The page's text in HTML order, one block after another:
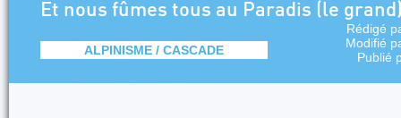
Et nous fûmes tous au Paradis (le
ALPINISME / CASCADE
Rédigé
Modifié
Publié